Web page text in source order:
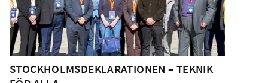
STOCKHOLMSDEKLARATIONEN – TEKNIK